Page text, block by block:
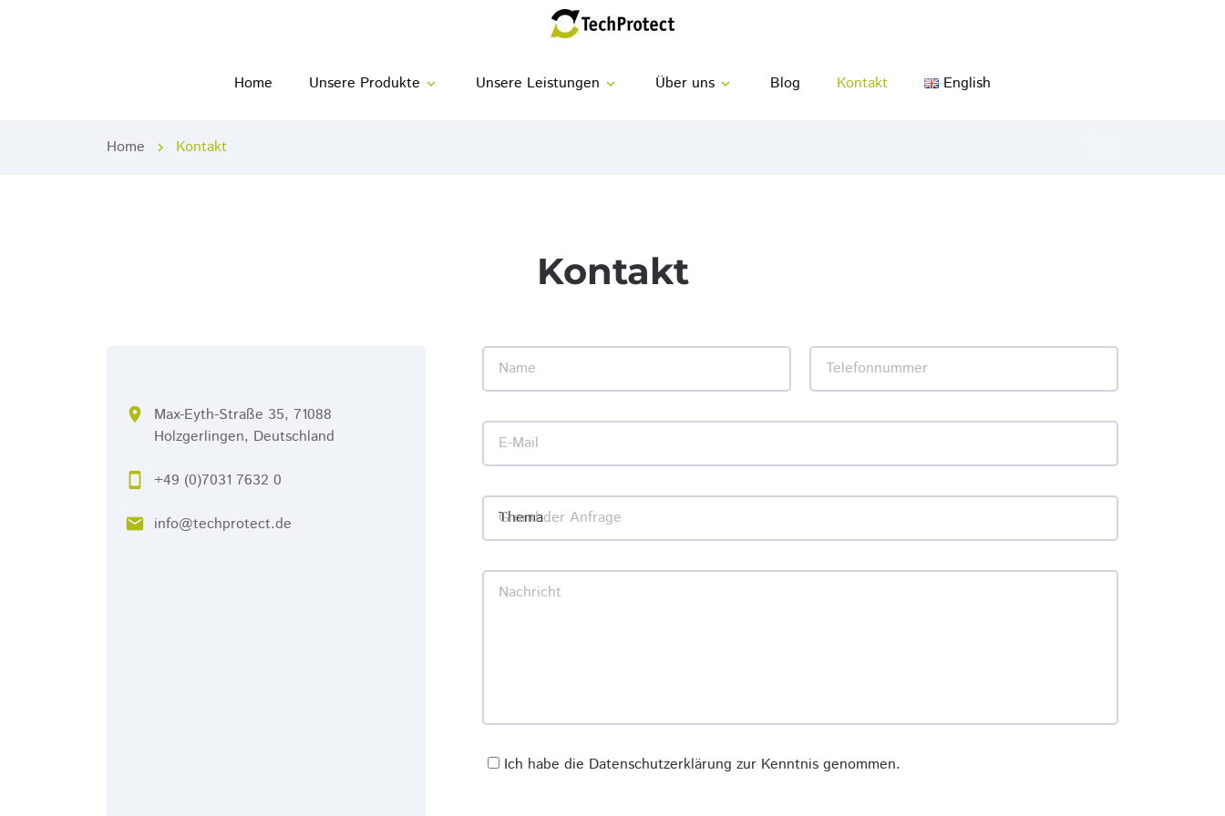
Home Unsere Produkte expand_more Unsere Leistungen expand_more Über uns expand_more
Blog
English
Home chevron_right Kontakt
Kontakt
location_on
Max-Eyth-Straße 35, 71088
Holzgerlingen, Deutschland
smartphone +49 (0)7031 7632 0
email info@techprotect.de
Name Telefonnummer
E-Mail
Grund der Anfrage
Nachricht
Ich habe die Datenschutzerklärung zur Kenntnis genommen.